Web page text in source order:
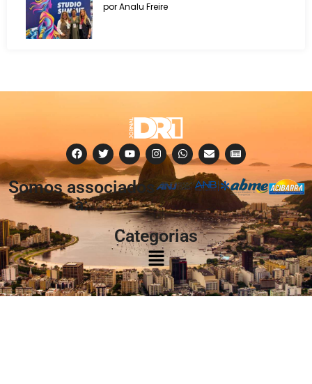
por Analu Freire
Somos associados
à:
Categorias